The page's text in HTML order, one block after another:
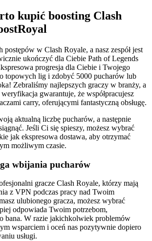
kupić boosting Clash
w Clash Royale, a nasz zespół jest
ukończyć dla Ciebie Path of Legends
progresja dla Ciebie i Twojego
topowych lig i zdobyć 5000 pucharów lub
Zebraliśmy najlepszych graczy w branży, a
gwarantuje, że współpracujesz
carry, oferującymi fantastyczną obsługę.
aktualną liczbę pucharów, a następnie
Jeśli Ci się spieszy, możesz wybrać
jak ekspresowa dostawa, aby otrzymać
możliwym czasie.
wbijania pucharów
gracze Clash Royale, którzy mają
z VPN podczas pracy nad Twoim
ulubionego gracza, możesz wybrać
odpowiada Twoim potrzebom,
bana. W razie jakichkolwiek problemów
wsparciem i oceń nas pozytywnie dopiero
usługi.